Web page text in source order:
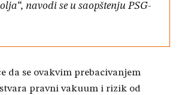
navodi se u saopštenju PSG-
da se ovakvim prebacivanjem
pravni vakuum i rizik od